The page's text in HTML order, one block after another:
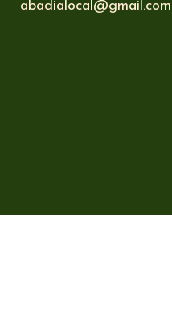
abadialocal@gmail.com